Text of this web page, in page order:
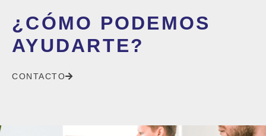
¿CÓMO PODEMOS
AYUDARTE?
CONTACTO